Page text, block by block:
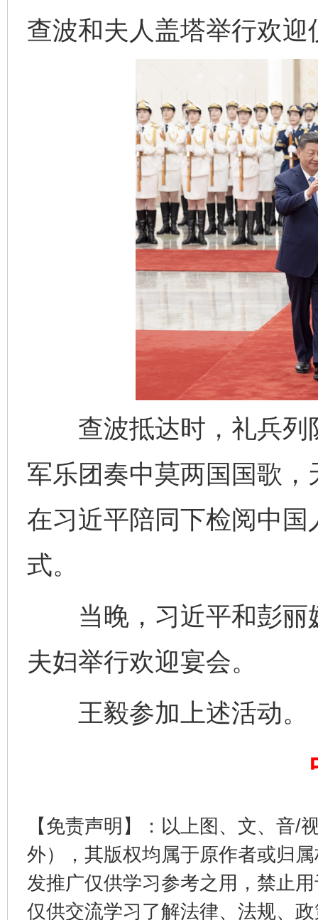
查波和夫人盖塔举行欢迎
查波抵达时，礼兵列
军乐团奏中莫两国国歌
在习近平陪同下检阅中
式。
当晚，习近平和彭丽
夫妇举行欢迎宴会。
王毅参加上述活动。
【免责声明】：以上图、文、音/
外），其版权均属于原作者或归
发推广仅供学习参考之用，禁止
仅供交流学习了解法律、法规、
完善运行机制助力责任有效落实
揭开“小金库”的免责幌子